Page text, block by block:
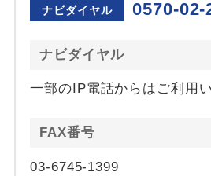
ナビダイヤル 0570-02-
ナビダイヤル
一部のIP電話からはご利用
FAX番号
03-6745-1399